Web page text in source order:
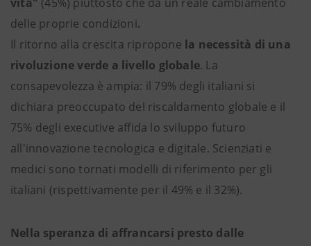
delle proprie condizioni.
Il ritorno alla crescita ripropone la necessità di una
rivoluzione verde a livello globale. La
consapevolezza è ampia: il 79% degli italiani si
dichiara preoccupato del riscaldamento globale e il
75% degli executive affida lo sviluppo futuro
all'innovazione tecnologica e digitale. Scienziati e
medici sono tornati modelli di riferimento per gli
italiani (rispettivamente per il 49% e il 32%).
Nella speranza di affrancarsi presto dalle